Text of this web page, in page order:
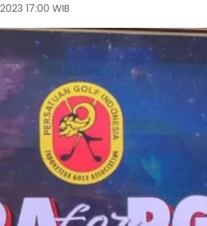
17:00 WIB